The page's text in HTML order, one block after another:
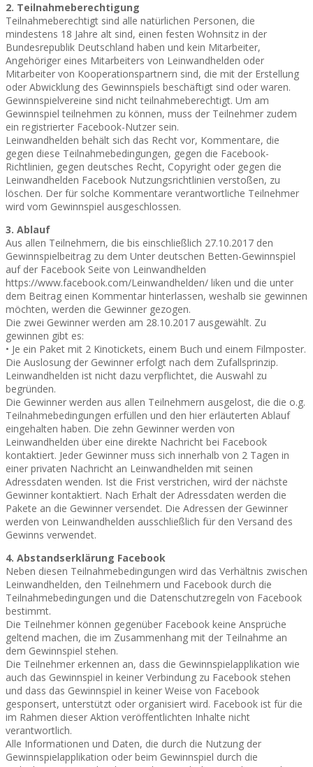
2. Teilnahmeberechtigung
Teilnahmeberechtigt sind alle natürlichen Personen, die
mindestens 18 Jahre alt sind, einen festen Wohnsitz in der
Bundesrepublik Deutschland haben und kein Mitarbeiter,
Angehöriger eines Mitarbeiters von Leinwandhelden oder
Mitarbeiter von Kooperationspartnern sind, die mit der Erstellung
oder Abwicklung des Gewinnspiels beschäftigt sind oder waren.
Gewinnspielvereine sind nicht teilnahmeberechtigt. Um am
Gewinnspiel teilnehmen zu können, muss der Teilnehmer zudem
ein registrierter Facebook-Nutzer sein.
Leinwandhelden behält sich das Recht vor, Kommentare, die
gegen diese Teilnahmebedingungen, gegen die Facebook-
Richtlinien, gegen deutsches Recht, Copyright oder gegen die
Leinwandhelden Facebook Nutzungsrichtlinien verstoßen, zu
löschen. Der für solche Kommentare verantwortliche Teilnehmer
wird vom Gewinnspiel ausgeschlossen.
3. Ablauf
Aus allen Teilnehmern, die bis einschließlich 27.10.2017 den
Gewinnspielbeitrag zu dem Unter deutschen Betten-Gewinnspiel
auf der Facebook Seite von Leinwandhelden
https://www.facebook.com/Leinwandhelden/ liken und die unter
dem Beitrag einen Kommentar hinterlassen, weshalb sie gewinnen
möchten, werden die Gewinner gezogen.
Die zwei Gewinner werden am 28.10.2017 ausgewählt. Zu
gewinnen gibt es:
• Je ein Paket mit 2 Kinotickets, einem Buch und einem Filmposter.
Die Auslosung der Gewinner erfolgt nach dem Zufallsprinzip.
Leinwandhelden ist nicht dazu verpflichtet, die Auswahl zu
begründen.
Die Gewinner werden aus allen Teilnehmern ausgelost, die die o.g.
Teilnahmebedingungen erfüllen und den hier erläuterten Ablauf
eingehalten haben. Die zehn Gewinner werden von
Leinwandhelden über eine direkte Nachricht bei Facebook
kontaktiert. Jeder Gewinner muss sich innerhalb von 2 Tagen in
einer privaten Nachricht an Leinwandhelden mit seinen
Adressdaten wenden. Ist die Frist verstrichen, wird der nächste
Gewinner kontaktiert. Nach Erhalt der Adressdaten werden die
Pakete an die Gewinner versendet. Die Adressen der Gewinner
werden von Leinwandhelden ausschließlich für den Versand des
Gewinns verwendet.
4. Abstandserklärung Facebook
Neben diesen Teilnahmebedingungen wird das Verhältnis zwischen
Leinwandhelden, den Teilnehmern und Facebook durch die
Teilnahmebedingungen und die Datenschutzregeln von Facebook
bestimmt.
Die Teilnehmer können gegenüber Facebook keine Ansprüche
geltend machen, die im Zusammenhang mit der Teilnahme an
dem Gewinnspiel stehen.
Die Teilnehmer erkennen an, dass die Gewinnspielapplikation wie
auch das Gewinnspiel in keiner Verbindung zu Facebook stehen
und dass das Gewinnspiel in keiner Weise von Facebook
gesponsert, unterstützt oder organisiert wird. Facebook ist für die
im Rahmen dieser Aktion veröffentlichten Inhalte nicht
verantwortlich.
Alle Informationen und Daten, die durch die Nutzung der
Gewinnspielapplikation oder beim Gewinnspiel durch die